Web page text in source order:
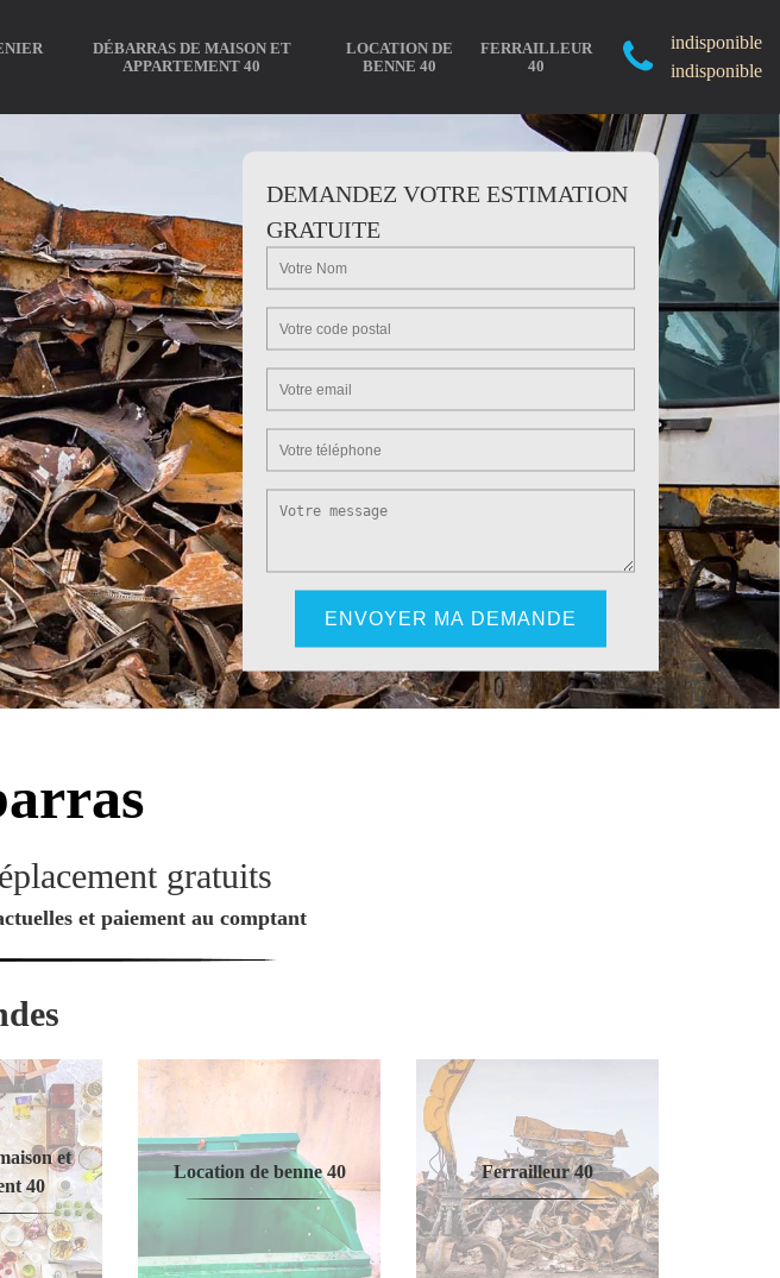
DÉBARRAS DE MAISON ET
APPARTEMENT 40
LOCATION DE
BENNE 40
FERRAILLEUR
40
indisponible
indisponible
DEMANDEZ VOTRE ESTIMATION
GRATUITE
gratuits
et paiement au comptant
et
40
Location de benne 40 Ferrailleur 40